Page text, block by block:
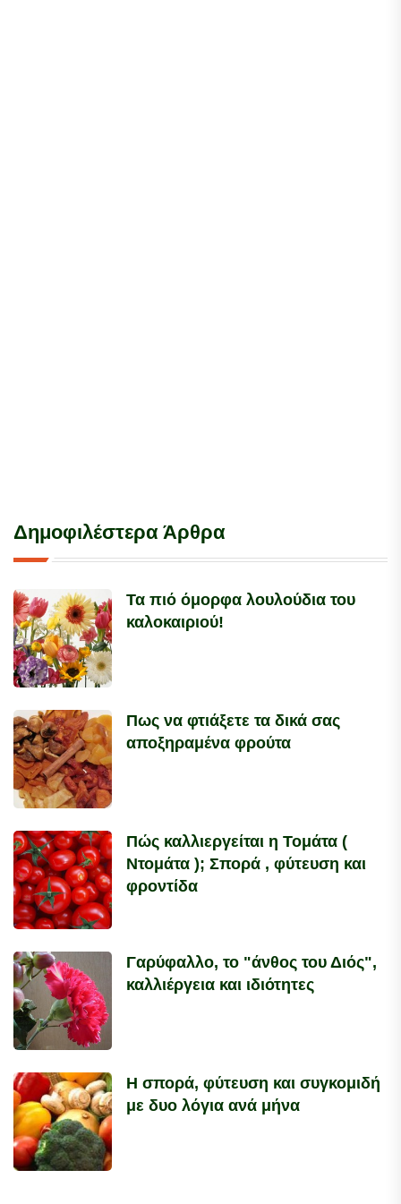
Δημοφιλέστερα Άρθρα
Τα πιό όμορφα λουλούδια του
καλοκαιριού!
Πως να φτιάξετε τα δικά σας
αποξηραμένα φρούτα
Πώς καλλιεργείται η Τομάτα (
Ντομάτα ); Σπορά , φύτευση και
φροντίδα
Γαρύφαλλο, το "άνθος του Διός",
καλλιέργεια και ιδιότητες
Η σπορά, φύτευση και συγκομιδή
με δυο λόγια ανά μήνα